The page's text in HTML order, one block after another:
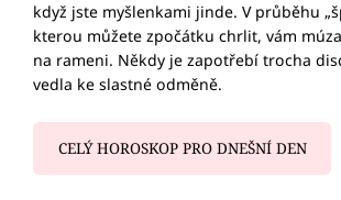
když jste myšlenkami jinde. V průběhu
kterou můžete zpočátku chrlit, vám
na rameni. Někdy je zapotřebí trocha
vedla ke slastné odměně.
CELÝ HOROSKOP PRO DNEŠNÍ DEN